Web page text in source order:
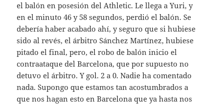
el balón en posesión del Athletic. Le llega a Yuri, y
en el minuto 46 y 58 segundos, perdió el balón. Se
debería haber acabado ahí, y seguro que si hubiese
sido al revés, el árbitro Sánchez Martínez, hubiese
pitado el final, pero, el robo de balón inicio el
contraataque del Barcelona, que por supuesto no
detuvo el árbitro. Y gol. 2 a 0. Nadie ha comentado
nada. Supongo que estamos tan acostumbrados a
que nos hagan esto en Barcelona que ya hasta nos